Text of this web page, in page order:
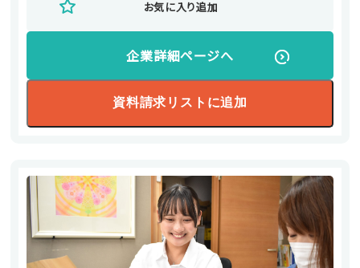
お気に入り追加
企業詳細ページへ
資料請求リストに追加